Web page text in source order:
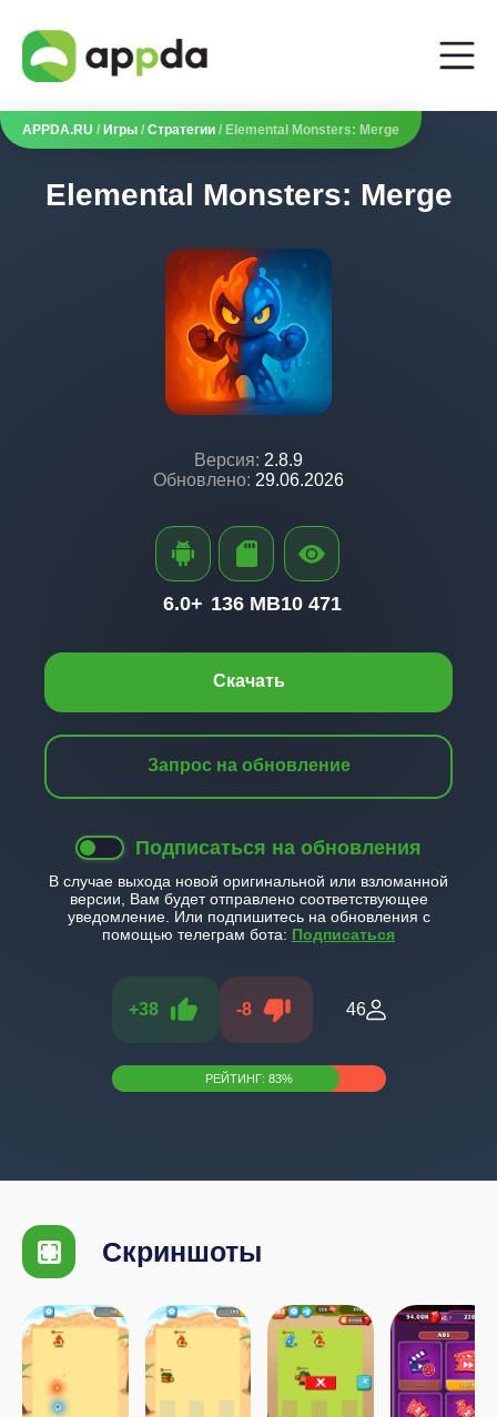
APPDA.RU / Игры / Стратегии / Elemental Monsters: Merge
Elemental Monsters: Merge
Версия: 2.8.9
Обновлено: 29.06.2026
Скачать
Запрос на обновление
Подписаться на обновления
В случае выхода новой оригинальной или взломанной
версии, Вам будет отправлено соответствующее
уведомление. Или подпишитесь на обновления с
помощью телеграм бота: Подписаться
+38 -8 46
РЕЙТИНГ: 83%
6.0+ 136 MB10 471
Скриншоты